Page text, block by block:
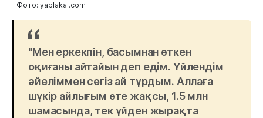
Фото: yaplakal.com
"Мен еркекпін, басымнан өткен
оқиғаны айтайын деп едім. Үйлендім
әйеліммен сегіз ай тұрдым. Аллаға
шүкір айлығым өте жақсы, 1.5 млн
шамасында, тек үйден жырақта